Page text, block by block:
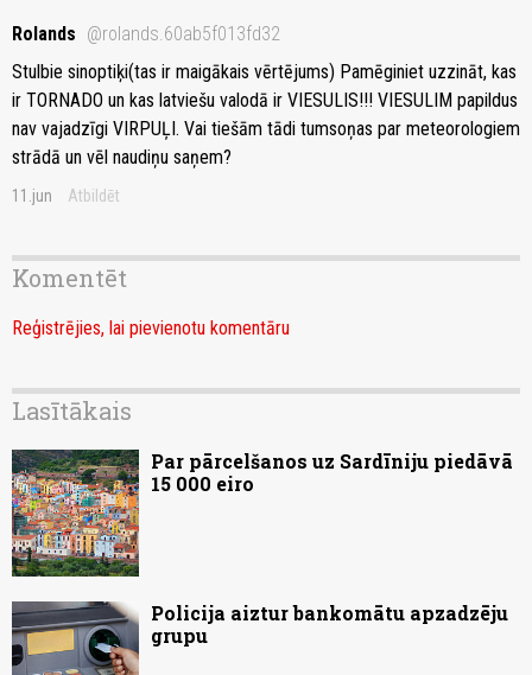
Rolands @rolands.60ab5f013fd32
Stulbie sinoptiķi(tas ir maigākais vērtējums) Pamēginiet uzzināt, kas
ir TORNADO un kas latviešu valodā ir VIESULIS!!! VIESULIM papildus
nav vajadzīgi VIRPUĻI. Vai tiešām tādi tumsoņas par meteorologiem
strādā un vēl naudiņu saņem?
11.jun Atbildēt
Komentēt
Reģistrējies, lai pievienotu komentāru
Lasītākais
Par pārcelšanos uz Sardīniju piedāvā
15 000 eiro
Policija aiztur bankomātu apzadzēju
grupu